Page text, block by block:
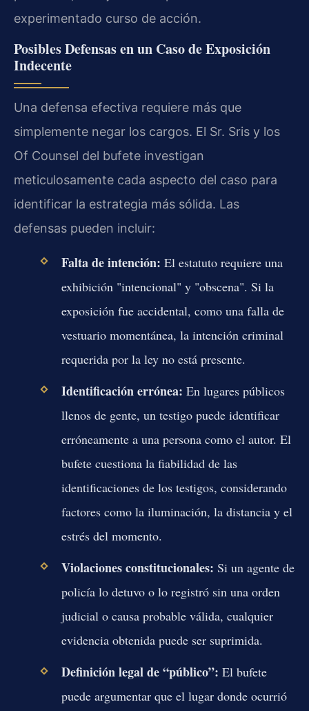
experimentado curso de acción.
Posibles Defensas en un Caso de Exposición
Indecente
Una defensa efectiva requiere más que
simplemente negar los cargos. El Sr. Sris y los
Of Counsel del bufete investigan
meticulosamente cada aspecto del caso para
identificar la estrategia más sólida. Las
defensas pueden incluir:
Falta de intención: El estatuto requiere una
exhibición "intencional" y "obscena". Si la
exposición fue accidental, como una falla de
vestuario momentánea, la intención criminal
requerida por la ley no está presente.
Identificación errónea: En lugares públicos
llenos de gente, un testigo puede identificar
erróneamente a una persona como el autor. El
bufete cuestiona la fiabilidad de las
identificaciones de los testigos, considerando
factores como la iluminación, la distancia y el
estrés del momento.
Violaciones constitucionales: Si un agente de
policía lo detuvo o lo registró sin una orden
judicial o causa probable válida, cualquier
evidencia obtenida puede ser suprimida.
Definición legal de “público”: El bufete
puede argumentar que el lugar donde ocurrió